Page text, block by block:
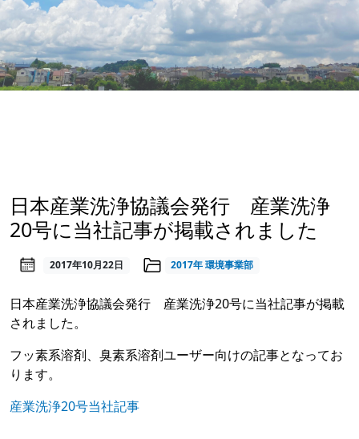
日本産業洗浄協議会発行 産業洗浄
20号に当社記事が掲載されました
2017年10月22日 2017年環境事業部
日本産業洗浄協議会発行 産業洗浄20号に当社記事が掲載
されました。
フッ素系溶剤、臭素系溶剤ユーザー向けの記事となってお
ります。
産業洗浄20号当社記事